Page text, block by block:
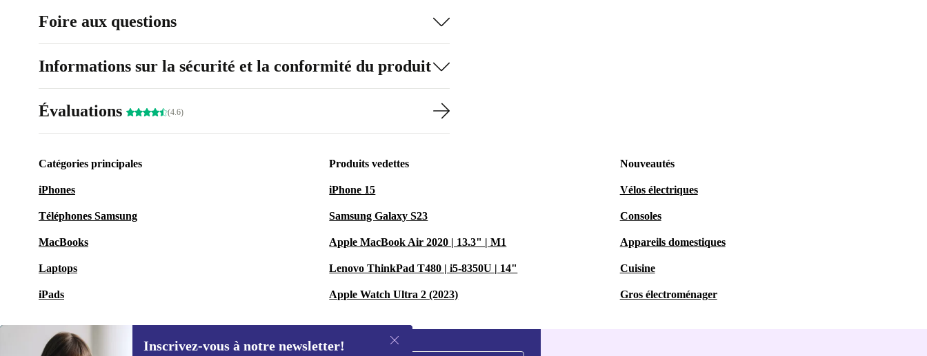
Foire aux questions
Informations sur la sécurité et la conformité du produit
Évaluations (4.6)
Catégories principales
iPhones
Téléphones Samsung
MacBooks
Laptops
iPads
Produits vedettes
iPhone 15
Samsung Galaxy S23
Apple MacBook Air 2020 | 13.3" | M1
Lenovo ThinkPad T480 | i5-8350U | 14"
Apple Watch Ultra 2 (2023)
Nouveautés
Vélos électriques
Consoles
Appareils domestiques
Cuisine
Gros électroménager
Inscrivez-vous à notre newsletter!